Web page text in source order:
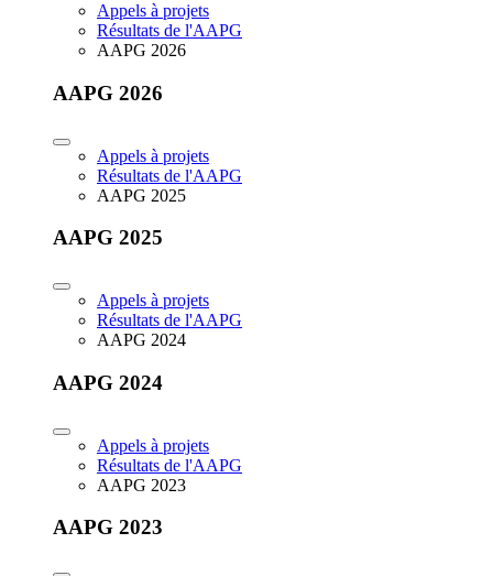
Appels à projets
Résultats de l'AAPG
AAPG 2026
AAPG 2026
Appels à projets
Résultats de l'AAPG
AAPG 2025
AAPG 2025
Appels à projets
Résultats de l'AAPG
AAPG 2024
AAPG 2024
Appels à projets
Résultats de l'AAPG
AAPG 2023
AAPG 2023